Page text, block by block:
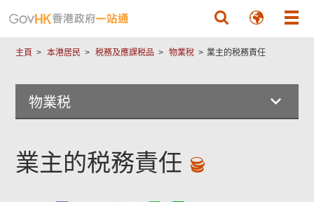
主頁 本港居民 税務及應課税品 物業稅 業主的税務責任
物業税
業主的税務責任